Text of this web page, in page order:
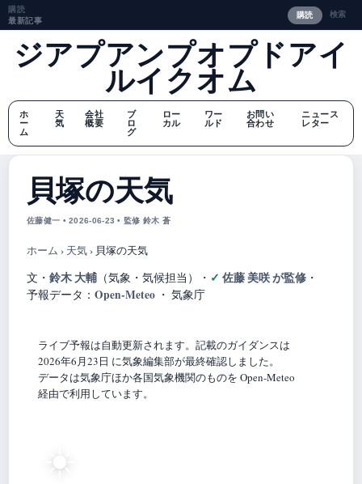
購読
最新記事
購読 検索
ジアプアンプオプドアイ
ルイクオム
ホ
ー
ム
天
気
会社
概要
ブ
ロ
グ
ロー
カル
ワー
ルド
お問い
合わせ
ニュース
レター
貝塚の天気
佐藤健一 • 2026-06-23 • 監修 鈴木 蒼
ホーム › 天気› 貝塚の天気
文・ 鈴木 大輔 （気象・気候担当） ・ 佐藤 美咲 が監修 ・
予報データ： Open-Meteo ・ 気象庁
ライブ予報は自動更新されます。記載のガイダンスは
2026年6月23日 に気象編集部が最終確認しました。
データは気象庁ほか各国気象機関のものを Open-Meteo
経由で利用しています。
☀️